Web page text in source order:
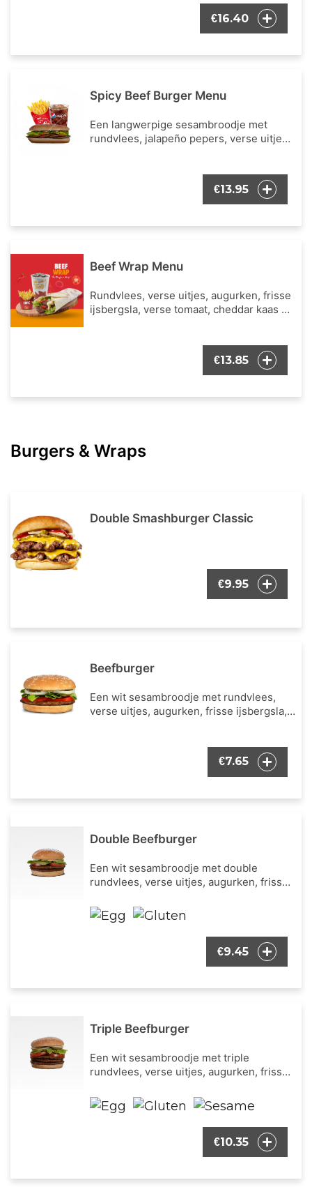
€16.40
Spicy Beef Burger Menu
Een langwerpige sesambroodje met
rundvlees, jalapeño pepers, verse uitjes,
Inclusief een portie Franse frietjes en
een frisdrank naar keuze.€13.95
Beef Wrap Menu
Rundvlees, verse uitjes, augurken, frisse
ijsbergsla, verse tomaat, cheddar kaas en
€13.85
Burgers & Wraps
Double Smashburger Classic
€9.95
Beefburger
Een wit sesambroodje met rundvlees,
verse uitjes, augurken, frisse ijsbergsla,
€7.65
Double Beefburger
Een wit sesambroodje met double
rundvlees, verse uitjes, augurken, frisse
bekende burger dressing.
€9.45
Triple Beefburger
Een wit sesambroodje met triple
rundvlees, verse uitjes, augurken, frisse
bekende burger dressing.
€10.35